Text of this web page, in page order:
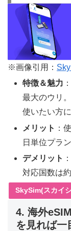
※画像引用：
特徴＆魅力
最大のウリ
使いたい方
メリット ：
日単位プラ
デメリット
対応国数は
SkySim(スカイ
4. 海外
を見れば一